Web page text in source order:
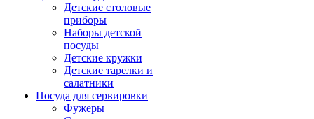
Детские столовые
приборы
Наборы детской
посуды
Детские кружки
Детские тарелки и
салатники
Посуда для сервировки
Фужеры